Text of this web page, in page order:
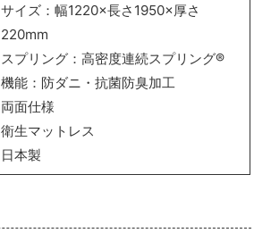
サイズ：幅1220×長さ1950×厚さ
220mm
スプリング：高密度連続スプリング®
機能：防ダニ・抗菌防臭加工
両面仕様
衛生マットレス
日本製